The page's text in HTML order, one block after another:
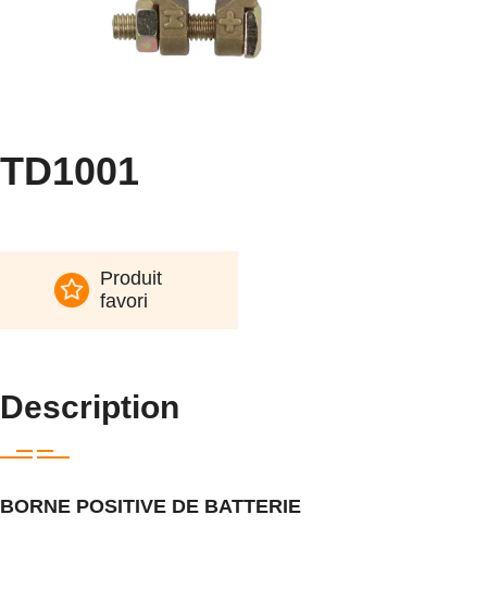
TD1001
Produit
favori
Description
BORNE POSITIVE DE BATTERIE